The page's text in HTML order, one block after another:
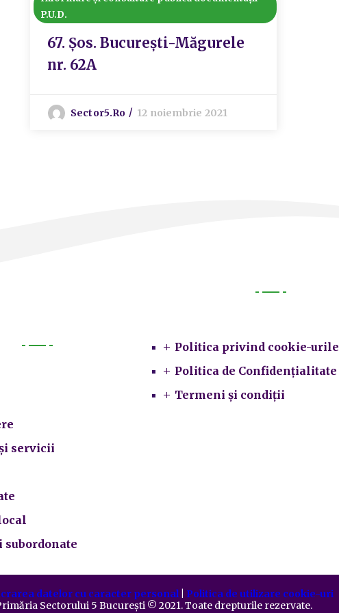
P.U.D.
67. Șos. București-Măgurele
nr. 62A
Sector5.ro 12 noiembrie 2021
servicii
Politica privind cookie-urile
Politica de Confidențialitate
Termeni și condiții
datelor cu caracter personal| Politica de utilizare cookie-uri
Sectorului 5 București ©️ 2021. Toate drepturile rezervate.